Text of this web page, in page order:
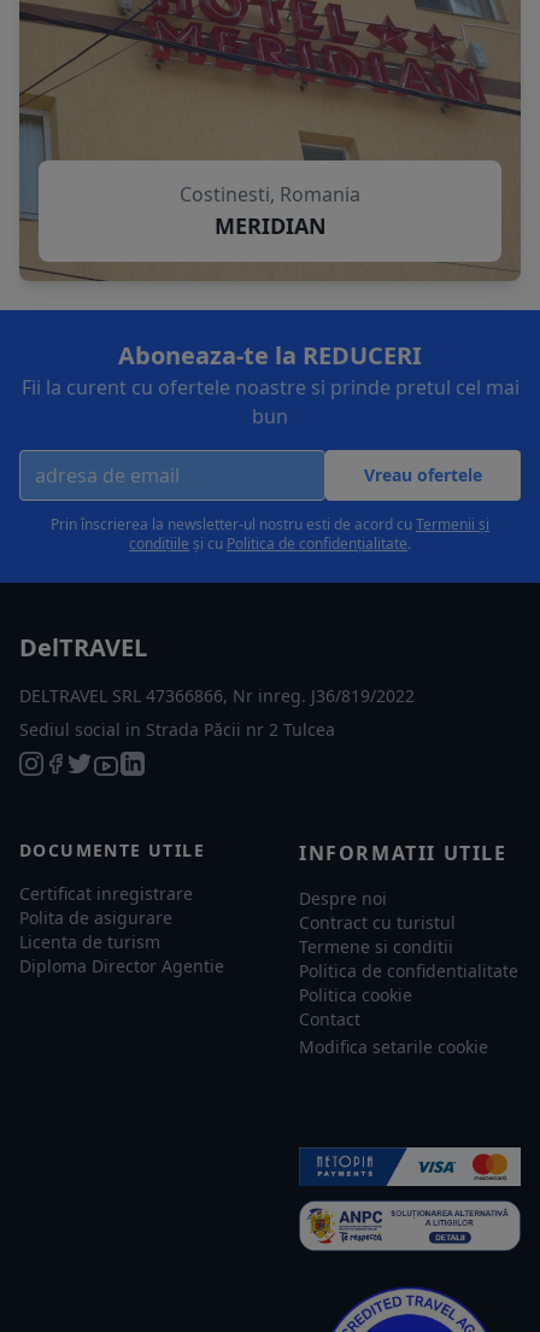
Costinesti, Romania
MERIDIAN
Aboneaza-te la REDUCERI
Fii la curent cu ofertele noastre si prinde pretul cel mai
bun
Vreau ofertele
Prin înscrierea la newsletter-ul nostru esti de acord cuTermenii și
condițiile și cu Politica de confidențialitate.
DelTRAVEL
DELTRAVEL SRL 47366866, Nr inreg. J36/819/2022
Sediul social in Strada Păcii nr 2 Tulcea
DOCUMENTE UTILE
Certificat inregistrare
Polita de asigurare
Licenta de turism
Diploma Director Agentie
INFORMATII UTILE
Despre noi
Contract cu turistul
Termene si conditii
Politica de confidentialitate
Politica cookie
Contact
Modifica setarile cookie